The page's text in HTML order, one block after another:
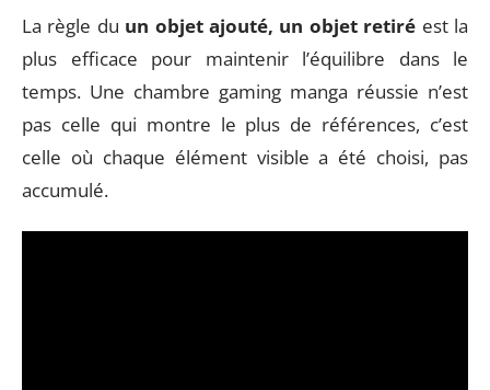
La règle du un objet ajouté, un objet retiré est la
plus efficace pour maintenir l’équilibre dans le
temps. Une chambre gaming manga réussie n’est
pas celle qui montre le plus de références, c’est
celle où chaque élément visible a été choisi, pas
accumulé.